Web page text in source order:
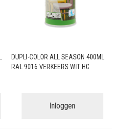
DUPLI-COLOR ALL SEASON 400ML
RAL 9016 VERKEERS WIT HG
Inloggen